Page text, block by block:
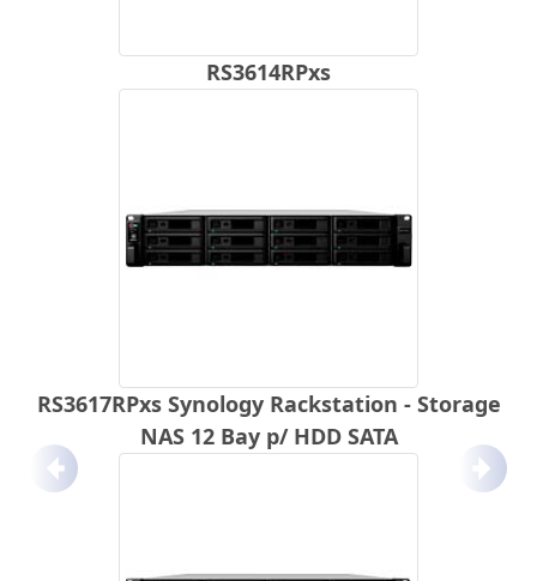
RS3614RPxs
RS3617RPxs Synology Rackstation - Storage
NAS 12 Bay p/ HDD SATA
Anterior